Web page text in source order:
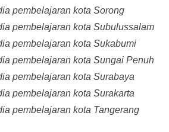
pembelajaran kota Sorong
pembelajaran kota Subulussalam
pembelajaran kota Sukabumi
pembelajaran kota Sungai Penuh
pembelajaran kota Surabaya
pembelajaran kota Surakarta
pembelajaran kota Tangerang